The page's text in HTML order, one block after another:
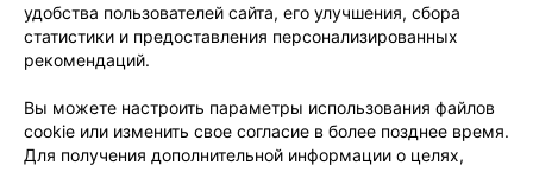
Размещение рекламы
Медицинский маркетинг
Публичный договор
Доставка
Способы оплаты
Вакансии
Партнеры
Написать руководителю 103.by
удобства пользователей сайта, его улучшения, сбора
статистики и предоставления персонализированных
рекомендаций.
Вы можете настроить параметры использования файлов
cookie или изменить свое согласие в более позднее время.
Для получения дополнительной информации о целях,